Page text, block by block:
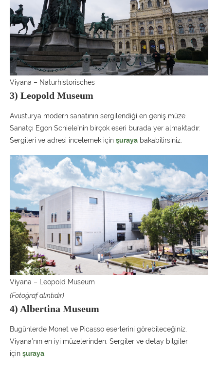
Viyana – Naturhistorisches
3) Leopold Museum
Avusturya modern sanatının sergilendiği en geniş müze.
Sanatçı Egon Schiele’nin birçok eseri burada yer almaktadır.
Sergileri ve adresi incelemek için şuraya bakabilirsiniz.
Viyana – Leopold Museum
(Fotoğraf alıntıdır)
4) Albertina Museum
Bugünlerde Monet ve Picasso eserlerini görebileceğiniz,
Viyana’nın en iyi müzelerinden. Sergiler ve detay bilgiler
için şuraya.